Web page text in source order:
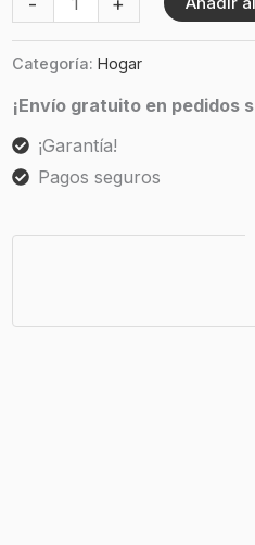
Categoría: Hogar
¡Envío gratuito en pedidos
¡Garantía!
Pagos seguros